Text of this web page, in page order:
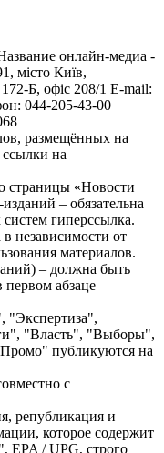
онлайн-медиа -
місто Київ,
Б, офіс 208/1 E-mail:
044-205-43-00
размещённых на
ссылки на
страницы «Новости
– обязательна
гиперссылка.
независимости от
материалов.
– должна быть
первом абзаце
"Экспертиза",
"Власть", "Выборы",
публикуются на
с
републикация и
которое содержит
EPA / UPG, строго